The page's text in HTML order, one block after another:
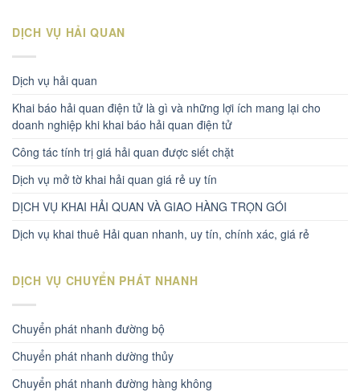
DỊCH VỤ HẢI QUAN
Dịch vụ hải quan
Khai báo hải quan điện tử là gì và những lợi ích mang lại cho
doanh nghiệp khi khai báo hải quan điện tử
Công tác tính trị giá hải quan được siết chặt
Dịch vụ mở tờ khai hải quan giá rẻ uy tín
DỊCH VỤ KHAI HẢI QUAN VÀ GIAO HÀNG TRỌN GÓI
Dịch vụ khai thuê Hải quan nhanh, uy tín, chính xác, giá rẻ
DỊCH VỤ CHUYỂN PHÁT NHANH
Chuyển phát nhanh đường bộ
Chuyển phát nhanh dường thủy
Chuyển phát nhanh đường hàng không